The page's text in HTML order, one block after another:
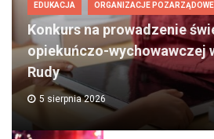
EDUKACJA ORGANIZACJE POZARZĄDOWE
Konkurs na prowadzenie
opiekuńczo-wychowawczej
Rudy
5 sierpnia 2026